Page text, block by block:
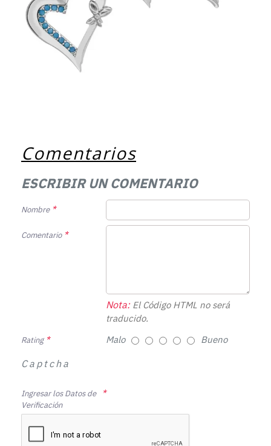
Comentarios
ESCRIBIR UN COMENTARIO
Nombre
Comentario
Nota:El Código HTML no será
traducido.
Rating Malo Bueno
Captcha
Ingresar los Datos de
Verificación